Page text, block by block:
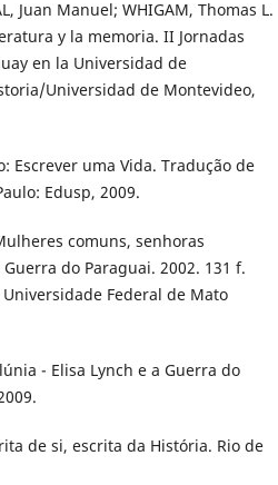
Juan Manuel; WHIGAM, Thomas L.
y la memoria. II Jornadas
en la Universidad de
Universidad de Montevideo,
Escrever uma Vida. Tradução de
Edusp, 2009.
comuns, senhoras
do Paraguai. 2002. 131 f.
Federal de Mato
- Elisa Lynch e a Guerra do
de si, escrita da História. Rio de